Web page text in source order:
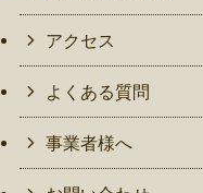
アクセス
よくある質問
事業者様へ